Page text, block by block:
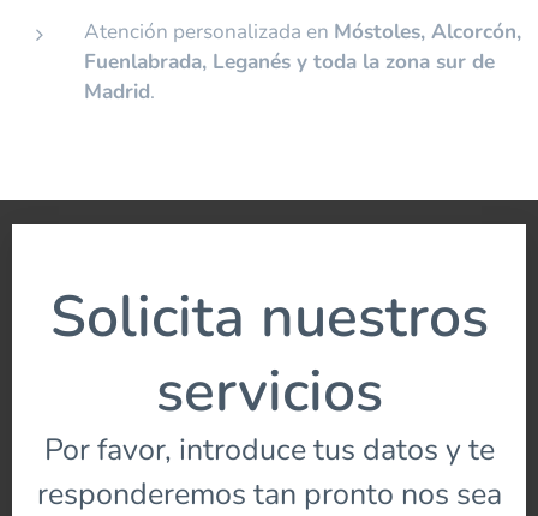
Atención personalizada en Móstoles, Alcorcón,
Fuenlabrada, Leganés y toda la zona sur de
Madrid.
Solicita nuestros
servicios
Por favor, introduce tus datos y te
responderemos tan pronto nos sea